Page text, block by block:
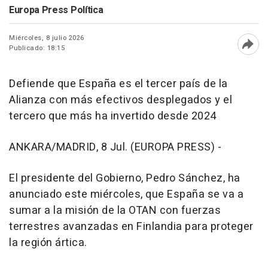
Europa Press Política
Miércoles, 8 julio 2026
Publicado: 18:15
Defiende que España es el tercer país de la
Alianza con más efectivos desplegados y el
tercero que más ha invertido desde 2024
ANKARA/MADRID, 8 Jul. (EUROPA PRESS) -
El presidente del Gobierno, Pedro Sánchez, ha
anunciado este miércoles, que España se va a
sumar a la misión de la OTAN con fuerzas
terrestres avanzadas en Finlandia para proteger
la región ártica.